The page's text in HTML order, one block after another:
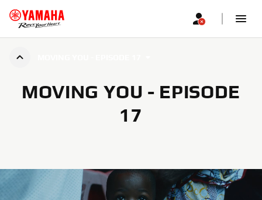
MOVING YOU - EPISODE
17